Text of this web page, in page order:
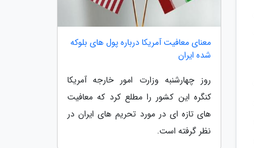
معنای معافیت آمریکا درباره پول های بلوکه
شده ایران
روز چهارشنبه وزارت امور خارجه آمریکا
کنگره این کشور را مطلع کرد که معافیت
های تازه ای در مورد تحریم های ایران در
نظر گرفته است.